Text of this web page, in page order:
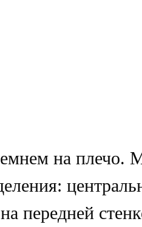
на плечо.
передней